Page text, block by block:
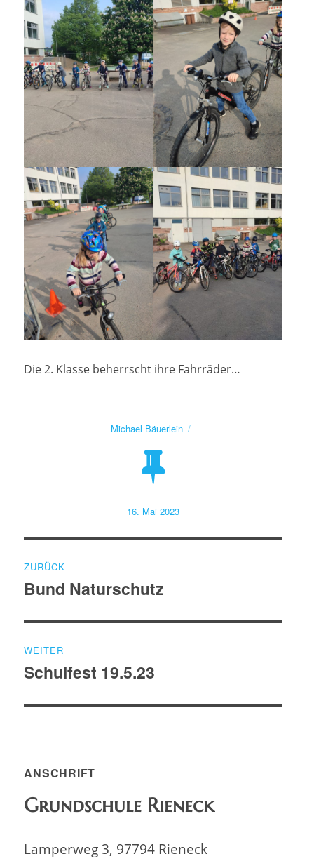
Die 2. Klasse beherrscht ihre Fahrräder…
Autor
Michael Bäuerlein
Veröffentlicht
16. Mai 2023
ZURÜCK
Vorheriger
Bund Naturschutz
WEITER
Nächster
Schulfest 19.5.23
ANSCHRIFT
Grundschule Rieneck
Lamperweg 3, 97794 Rieneck